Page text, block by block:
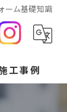
ーム基礎知識
工事例